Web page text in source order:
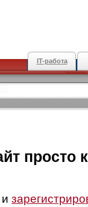
IT-работа
просто